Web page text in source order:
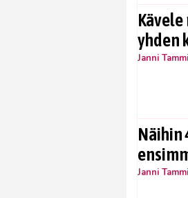
yhden
Janni
Näihin
Janni